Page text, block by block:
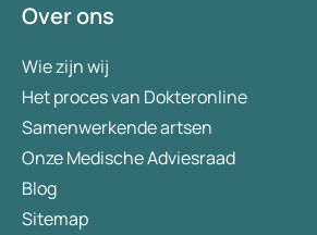
Over ons
Wie zijn wij
Het proces van Dokteronline
Samenwerkende artsen
Onze Medische Adviesraad
Blog
Sitemap